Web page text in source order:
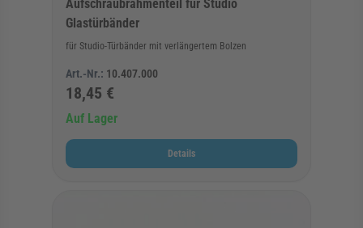
Aufschraubrahmenteil für Studio
Glastürbänder
für Studio-Türbänder mit verlängertem Bolzen
Art.-Nr.: 10.407.000
18,45 €
Auf Lager
Details